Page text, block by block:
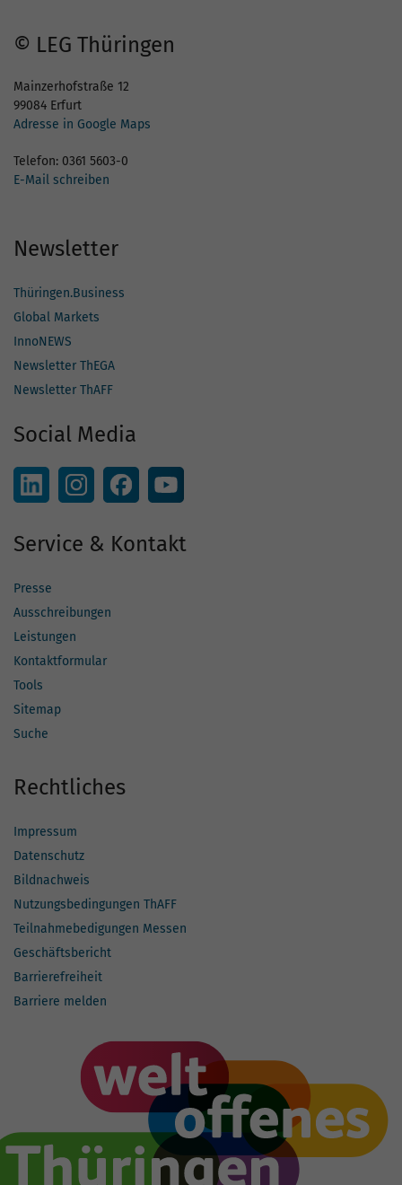
© LEG Thüringen
Mainzerhofstraße 12
99084 Erfurt
Adresse in Google Maps
Telefon: 0361 5603-0
E-Mail schreiben
Newsletter
Thüringen.Business
Global Markets
InnoNEWS
Newsletter ThEGA
Newsletter ThAFF
Social Media
Service & Kontakt
Presse
Ausschreibungen
Leistungen
Kontaktformular
Tools
Sitemap
Suche
Rechtliches
Impressum
Datenschutz
Bildnachweis
Nutzungsbedingungen ThAFF
Teilnahmebedigungen Messen
Geschäftsbericht
Barrierefreiheit
Barriere melden